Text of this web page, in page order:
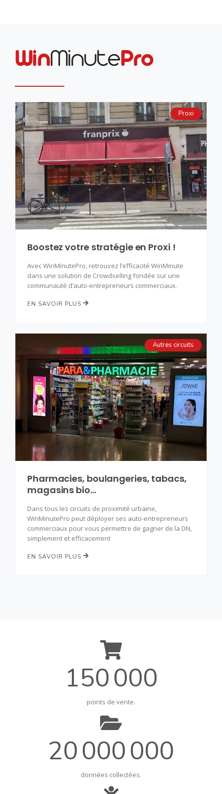
WinMinutePro
Proxi
Boostez votre stratégie en Proxi !
Avec WinMinutePro, retrouvez l’efficacité WinMinute
dans une solution de Crowdselling fondée sur une
communauté d’auto-entrepreneurs commerciaux.
EN SAVOIR PLUS
Autres circuits
Pharmacies, boulangeries, tabacs,
magasins bio…
Dans tous les circuits de proximité urbaine,
WinMinutePro peut déployer ses auto-entrepreneurs
commerciaux pour vous permettre de gagner de la DN,
simplement et efficacement
EN SAVOIR PLUS
150 000
points de vente.
20 000 000
données collectées.